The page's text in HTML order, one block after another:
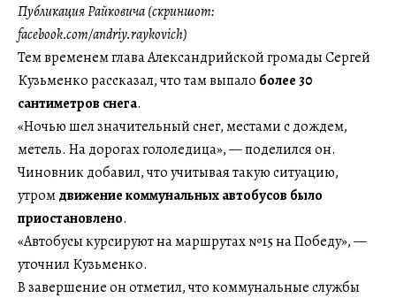
Публикация Райковича (скриншот:
facebook.com/andriy.raykovich)
Тем временем глава Александрийской громады Сергей
Кузьменко рассказал, что там выпало более 30
сантиметров снега.
«Ночью шел значительный снег, местами с дождем,
метель. На дорогах гололедица», — поделился он.
Чиновник добавил, что учитывая такую ситуацию,
утромдвижение коммунальных автобусов было
приостановлено.
«Автобусы курсируют на маршрутах №15 на Победу», —
уточнил Кузьменко.
В завершение он отметил, что коммунальные службы